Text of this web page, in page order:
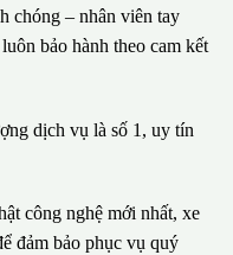
chóng – nhân viên tay
bảo hành theo cam kết
dịch vụ là số 1, uy tín
công nghệ mới nhất, xe
đảm bảo phục vụ quý